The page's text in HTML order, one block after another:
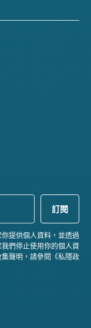
提供個人資料，並透過
們停止使用你的個人資
聲明，請參閱《私隱政